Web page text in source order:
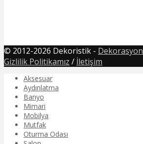
© 2012-2026 Dekoristik - Dekorasyon
Gizlilik Politikamız / İletişim
Aksesuar
Aydınlatma
Banyo
Mimari
Mobilya
Mutfak
Oturma Odası